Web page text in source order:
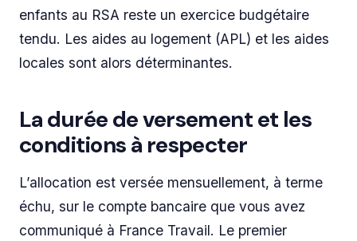
enfants au RSA reste un exercice budgétaire
tendu. Les aides au logement (APL) et les aides
locales sont alors déterminantes.
La durée de versement et les
conditions à respecter
L’allocation est versée mensuellement, à terme
échu, sur le compte bancaire que vous avez
communiqué à France Travail. Le premier